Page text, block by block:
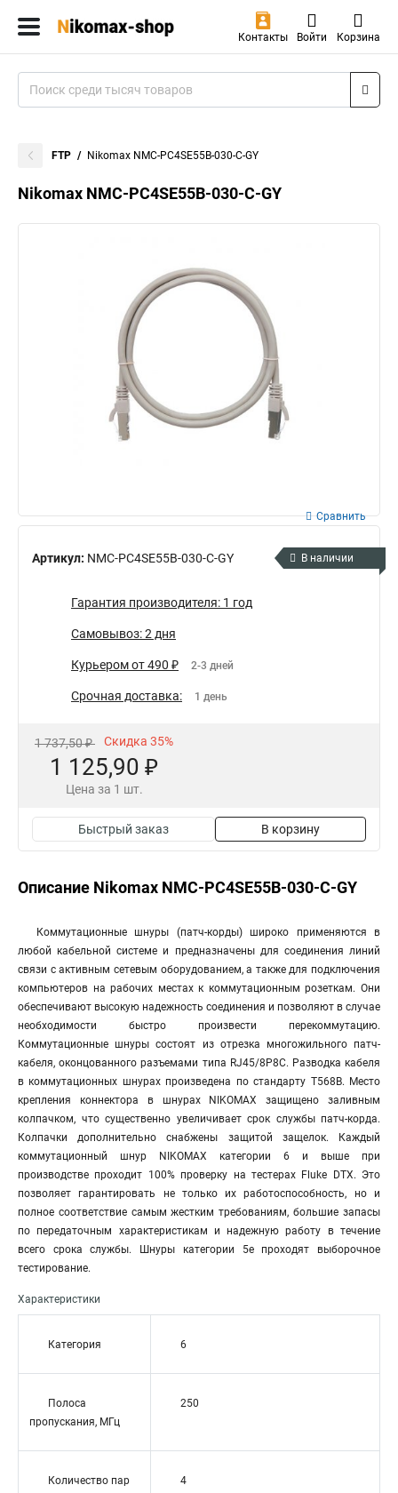
Контакты Войти Корзина
FTP Nikomax NMC-PC4SE55B-030-C-GY
Nikomax NMC-PC4SE55B-030-C-GY
Артикул: NMC-PC4SE55B-030-C-GY
Сравнить
В наличии
Гарантия производителя: 1 год
Самовывоз: 2 дня
Курьером от 490 ₽ 2-3 дней
Срочная доставка: 1 день
1 737,50 ₽ Скидка 35%
1 125,90 ₽
Цена за 1 шт.
Быстрый заказ В корзину
Описание Nikomax NMC-PC4SE55B-030-C-GY
Коммутационные шнуры (патч-корды) широко применяются в
любой кабельной системе и предназначены для соединения линий
связи с активным сетевым оборудованием, а также для подключения
компьютеров на рабочих местах к коммутационным розеткам. Они
обеспечивают высокую надежность соединения и позволяют в случае
необходимости быстро произвести перекоммутацию.
Коммутационные шнуры состоят из отрезка многожильного патч-
кабеля, оконцованного разъемами типа RJ45/8P8C. Разводка кабеля
в коммутационных шнурах произведена по стандарту T568B. Место
крепления коннектора в шнурах NIKOMAX защищено заливным
колпачком, что существенно увеличивает срок службы патч-корда.
Колпачки дополнительно снабжены защитой защелок. Каждый
коммутационный шнур NIKOMAX категории 6 и выше при
производстве проходит 100% проверку на тестерах Fluke DTX. Это
позволяет гарантировать не только их работоспособность, но и
полное соответствие самым жестким требованиям, большие запасы
по передаточным характеристикам и надежную работу в течение
всего срока службы. Шнуры категории 5е проходят выборочное
тестирование.
Характеристики
Категория 6
Полоса
пропускания, МГц
250
Количество пар 4